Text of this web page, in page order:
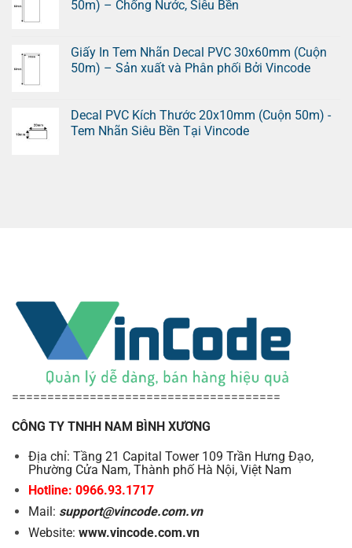
50m) – Chống Nước, Siêu Bền
Giấy In Tem Nhãn Decal PVC 30x60mm (Cuộn
50m) – Sản xuất và Phân phối Bởi Vincode
Decal PVC Kích Thước 20x10mm (Cuộn 50m) -
Tem Nhãn Siêu Bền Tại Vincode
======================================
CÔNG TY TNHH NAM BÌNH XƯƠNG
Địa chỉ: Tầng 21 Capital Tower 109 Trần Hưng Đạo,
Phường Cửa Nam, Thành phố Hà Nội, Việt Nam
Hotline: 0966.93.1717
Mail: support@vincode.com.vn
Website: www.vincode.com.vn